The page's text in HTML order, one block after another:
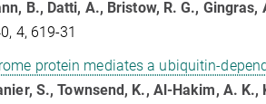
B., Datti, A., Bristow, R. G., Gingras,
4, 619-31
protein mediates a ubiquitin-
S., Townsend, K., Al-Hakim, A.